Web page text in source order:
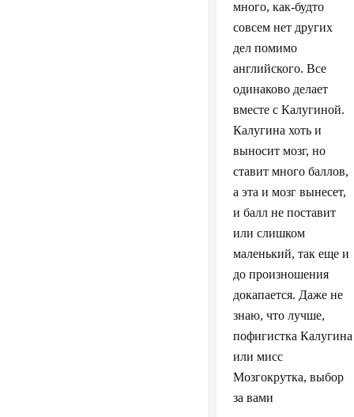
много, как-будто
совсем нет других
дел помимо
английского. Все
одинаково делает
вместе с Калугиной.
Калугина хоть и
выносит мозг, но
ставит много баллов,
а эта и мозг вынесет,
и балл не поставит
или слишком
маленький, так еще и
до произношения
докапается. Даже не
знаю, что лучше,
пофигистка Калугина
или мисс
Мозгокрутка, выбор
за вами